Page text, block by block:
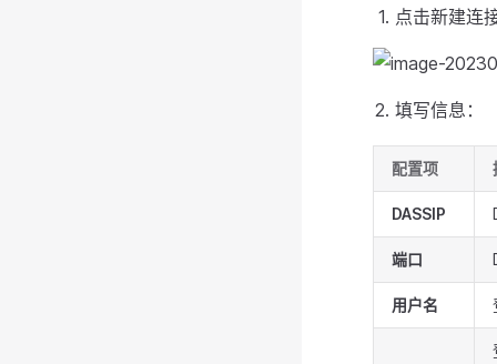
点击新建连
填写信息：
配置项
DASSIP
端口
用户名